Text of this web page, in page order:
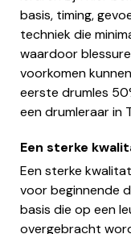
basis, timing,
techniek die
waardoor
voorkomen
eerste drumles
een drumleraar in
Een sterke
Een sterke
voor beginnende
basis die op een
overgebracht